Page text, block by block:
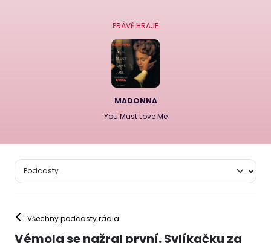
PRÁVĚ HRAJE
MADONNA
You Must Love Me
< Všechny podcasty rádia
Vémola se nažral první. Svlíkačku za